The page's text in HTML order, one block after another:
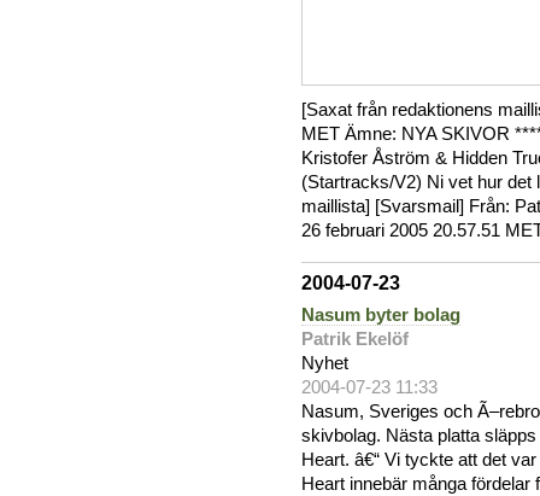
[Saxat från redaktionens
MET Ämne: NYA SKIVOR
Kristofer Åström & Hidden
(Startracks/V2) Ni vet hur det
maillista] [Svarsmail] Från:
26 februari 2005 20.57.51
2004-07-23
Nasum byter bolag
Patrik Ekelöf
Nyhet
2004-07-23 11:33
Nasum, Sveriges och
skivbolag. Nästa platta
Heart. â€“ Vi tyckte att det
Heart innebär många